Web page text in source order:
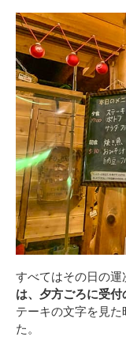
すべてはその日の運
は、夕方ごろに受
テーキの文字を見
た。